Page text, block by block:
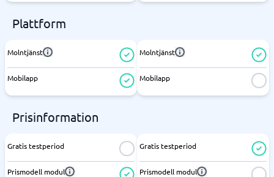
Plattform
Molntjänst
Mobilapp
Molntjänst
Mobilapp
Prisinformation
Gratis testperiod
Prismodell modul
Gratis testperiod
Prismodell modul